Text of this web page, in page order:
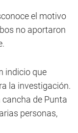
el motivo
no aportaron
indicio que
la investigación.
de Punta
personas,